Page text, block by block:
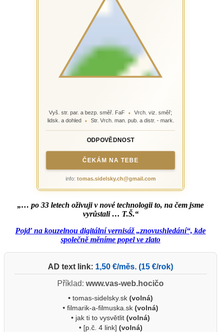
Vyš. str. par. a bezp. směř. FaF ♦
Vrch. viz. směř;
lidsk. a dohled
♦ Str. Vrch. man. pub. a distr. - mark.
ODPOVĚDNOST
ČEKÁM NA TEBE
info: tomas.sidelsky.ch@gmail.com
„… po 33 letech oživuji v nové technologii to, na čem jsme
vyrůstali … T.Š.“
Pojď na kouzelnou digitální vernisáž „znovushledání“, kde
společně měníme popel ve zlato
AD text link: 1,50 €/měs. (15 €/rok)
Příklad: www.vas-web.hocičo
• tomas-sidelsky.sk (volná)
• filmarik-a-filmuska.sk (volná)
• jak ti to vysvětlit (volná)
• [p.č. 4 link] (volná)